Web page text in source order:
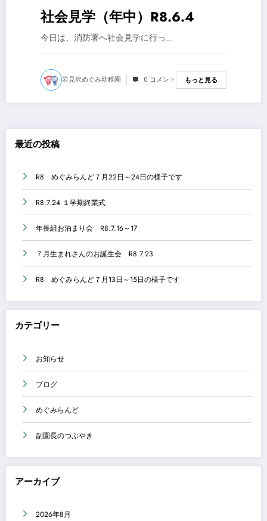
社会見学（年中）R8.6.4
今日は、消防署へ社会見学に行っ…
岩見沢めぐみ幼稚園 0 コメント もっと見る
最近の投稿
R8 めぐみらんど７月22日～24日の様子です
R8.7.24 １学期終業式
年長組お泊まり会 R8.7.16～17
７月生まれさんのお誕生会 R8.7.23
R8 めぐみらんど７月13日～15日の様子です
カテゴリー
お知らせ
ブログ
めぐみらんど
副園長のつぶやき
アーカイブ
2026年8月